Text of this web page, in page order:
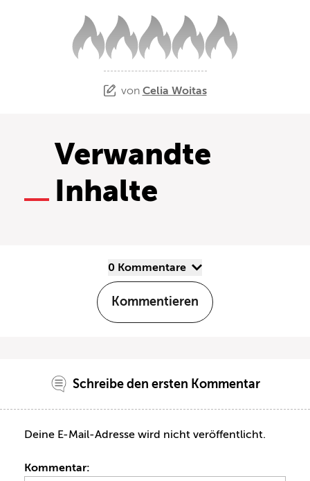
von Celia Woitas
Verwandte
Inhalte
0 Kommentare
Kommentieren
Schreibe den ersten Kommentar
Deine E-Mail-Adresse wird nicht veröffentlicht.
Kommentar: